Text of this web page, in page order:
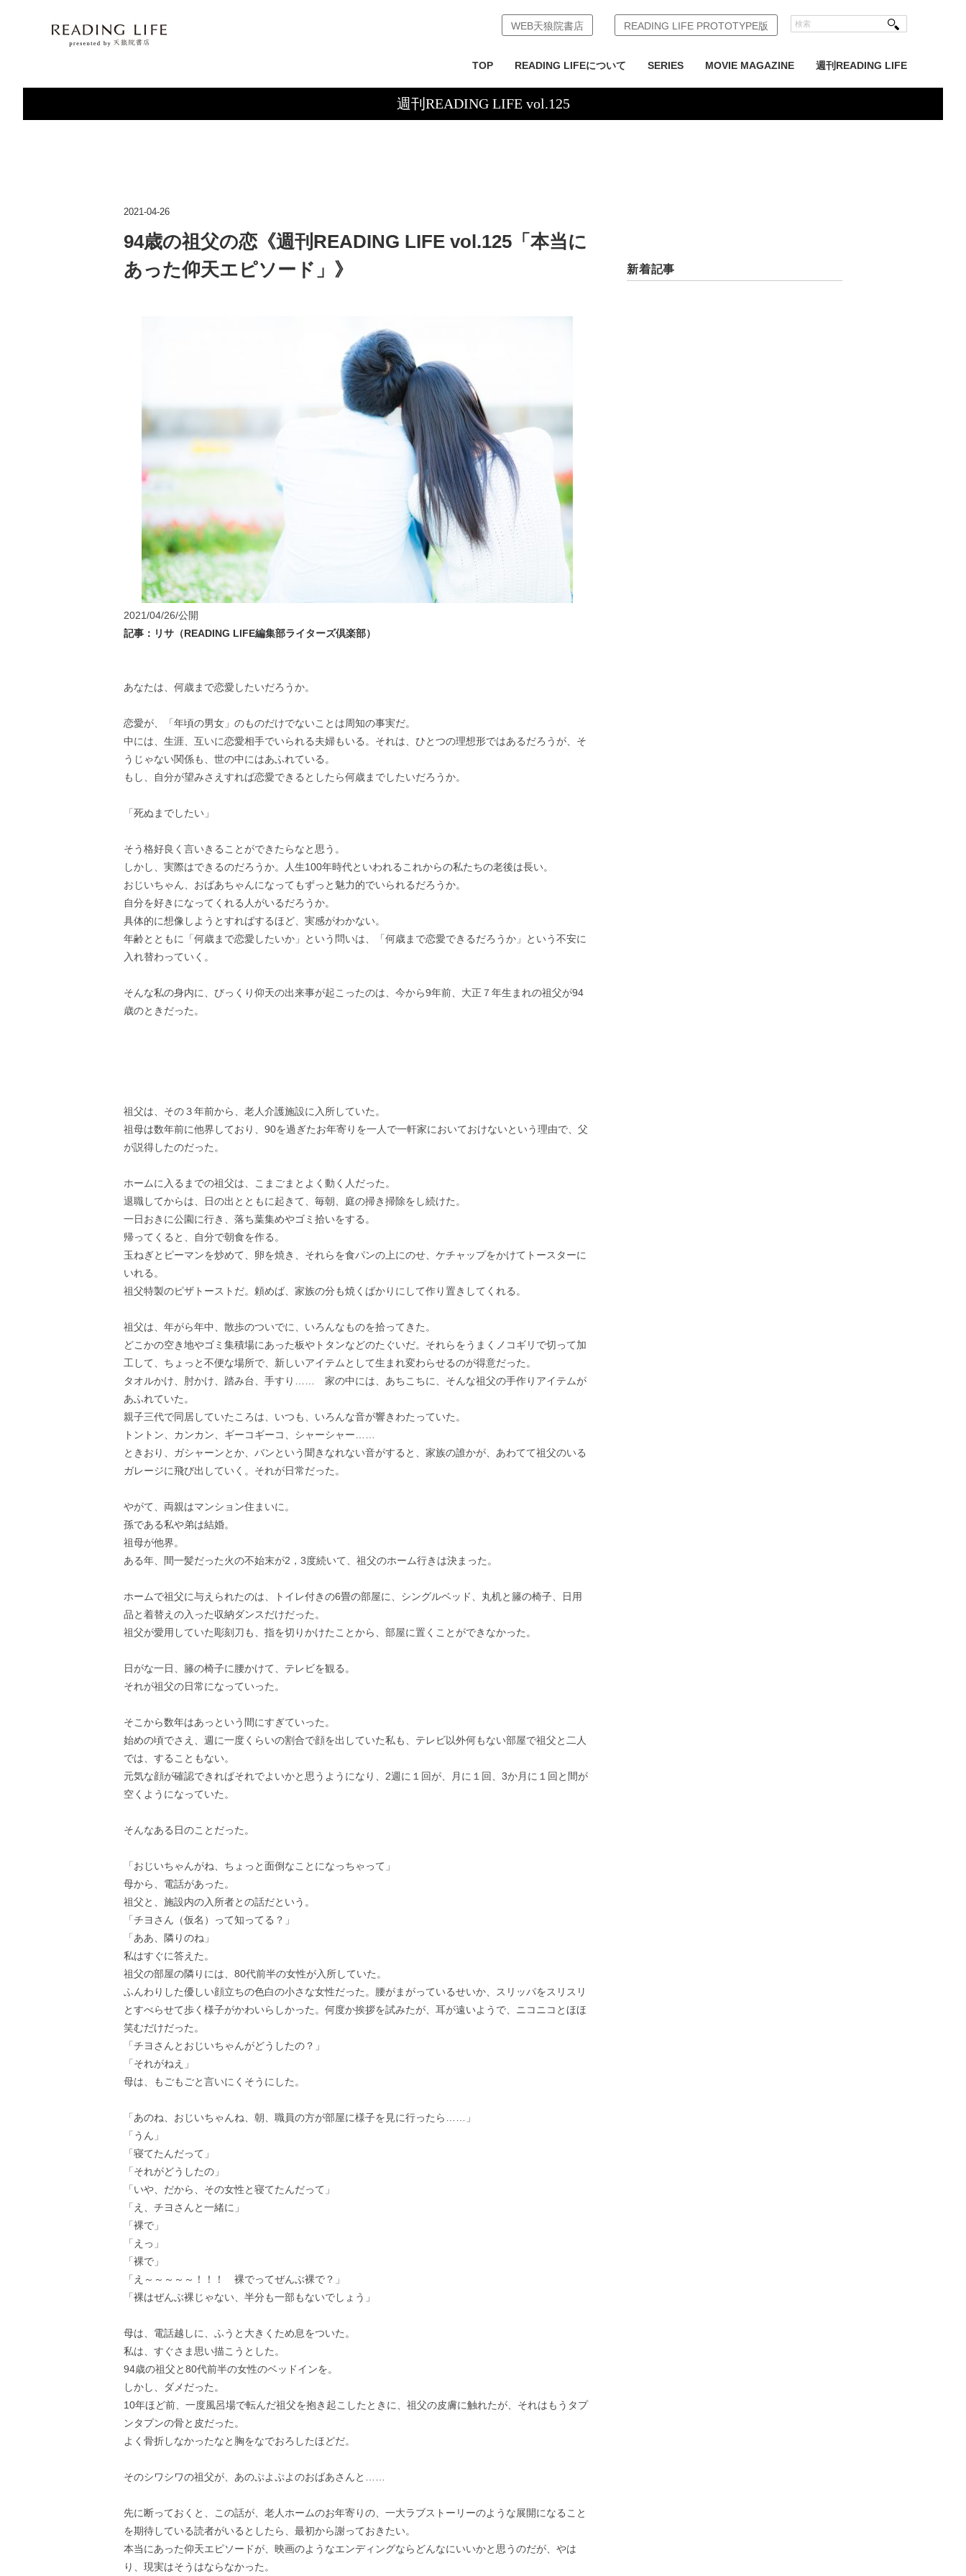
TOP READING LIFEについて SERIES MOVIE MAGAZINE 週刊READING LIFE
WEB天狼院書店 READING LIFE PROTOTYPE版
週刊READING LIFE vol.125
2021-04-26
94歳の祖父の恋《週刊READING LIFE vol.125「本当に
あった仰天エピソード」》
2021/04/26/公開
記事：リサ（READING LIFE編集部ライターズ倶楽部）
あなたは、何歳まで恋愛したいだろうか。
恋愛が、「年頃の男女」のものだけでないことは周知の事実だ。
中には、生涯、互いに恋愛相手でいられる夫婦もいる。それは、ひとつの理想形ではあるだろうが、そ
うじゃない関係も、世の中にはあふれている。
もし、自分が望みさえすれば恋愛できるとしたら何歳までしたいだろうか。
「死ぬまでしたい」
そう格好良く言いきることができたらなと思う。
しかし、実際はできるのだろうか。人生100年時代といわれるこれからの私たちの老後は長い。
おじいちゃん、おばあちゃんになってもずっと魅力的でいられるだろうか。
自分を好きになってくれる人がいるだろうか。
具体的に想像しようとすればするほど、実感がわかない。
年齢とともに「何歳まで恋愛したいか」という問いは、「何歳まで恋愛できるだろうか」という不安に
入れ替わっていく。
そんな私の身内に、びっくり仰天の出来事が起こったのは、今から9年前、大正７年生まれの祖父が94
歳のときだった。
祖父は、その３年前から、老人介護施設に入所していた。
祖母は数年前に他界しており、90を過ぎたお年寄りを一人で一軒家においておけないという理由で、父
が説得したのだった。
ホームに入るまでの祖父は、こまごまとよく動く人だった。
退職してからは、日の出とともに起きて、毎朝、庭の掃き掃除をし続けた。
一日おきに公園に行き、落ち葉集めやゴミ拾いをする。
帰ってくると、自分で朝食を作る。
玉ねぎとピーマンを炒めて、卵を焼き、それらを食パンの上にのせ、ケチャップをかけてトースターに
いれる。
祖父特製のピザトーストだ。頼めば、家族の分も焼くばかりにして作り置きしてくれる。
祖父は、年がら年中、散歩のついでに、いろんなものを拾ってきた。
どこかの空き地やゴミ集積場にあった板やトタンなどのたぐいだ。それらをうまくノコギリで切って加
工して、ちょっと不便な場所で、新しいアイテムとして生まれ変わらせるのが得意だった。
タオルかけ、肘かけ、踏み台、手すり…… 家の中には、あちこちに、そんな祖父の手作りアイテムが
あふれていた。
親子三代で同居していたころは、いつも、いろんな音が響きわたっていた。
トントン、カンカン、ギーコギーコ、シャーシャー……
ときおり、ガシャーンとか、バンという聞きなれない音がすると、家族の誰かが、あわてて祖父のいる
ガレージに飛び出していく。それが日常だった。
やがて、両親はマンション住まいに。
孫である私や弟は結婚。
祖母が他界。
ある年、間一髪だった火の不始末が2，3度続いて、祖父のホーム行きは決まった。
ホームで祖父に与えられたのは、トイレ付きの6畳の部屋に、シングルベッド、丸机と籐の椅子、日用
品と着替えの入った収納ダンスだけだった。
祖父が愛用していた彫刻刀も、指を切りかけたことから、部屋に置くことができなかった。
日がな一日、籐の椅子に腰かけて、テレビを観る。
それが祖父の日常になっていった。
そこから数年はあっという間にすぎていった。
始めの頃でさえ、週に一度くらいの割合で顔を出していた私も、テレビ以外何もない部屋で祖父と二人
では、することもない。
元気な顔が確認できればそれでよいかと思うようになり、2週に１回が、月に１回、3か月に１回と間が
空くようになっていた。
そんなある日のことだった。
「おじいちゃんがね、ちょっと面倒なことになっちゃって」
母から、電話があった。
祖父と、施設内の入所者との話だという。
「チヨさん（仮名）って知ってる？」
「ああ、隣りのね」
私はすぐに答えた。
祖父の部屋の隣りには、80代前半の女性が入所していた。
ふんわりした優しい顔立ちの色白の小さな女性だった。腰がまがっているせいか、スリッパをスリスリ
とすべらせて歩く様子がかわいらしかった。何度か挨拶を試みたが、耳が遠いようで、ニコニコとほほ
笑むだけだった。
「チヨさんとおじいちゃんがどうしたの？」
「それがねえ」
母は、もごもごと言いにくそうにした。
「あのね、おじいちゃんね、朝、職員の方が部屋に様子を見に行ったら……」
「うん」
「寝てたんだって」
「それがどうしたの」
「いや、だから、その女性と寝てたんだって」
「え、チヨさんと一緒に」
「裸で」
「えっ」
「裸で」
「え～～～～～！！！ 裸でってぜんぶ裸で？」
「裸はぜんぶ裸じゃない、半分も一部もないでしょう」
母は、電話越しに、ふうと大きくため息をついた。
私は、すぐさま思い描こうとした。
94歳の祖父と80代前半の女性のベッドインを。
しかし、ダメだった。
10年ほど前、一度風呂場で転んだ祖父を抱き起こしたときに、祖父の皮膚に触れたが、それはもうタプ
ンタプンの骨と皮だった。
よく骨折しなかったなと胸をなでおろしたほどだ。
そのシワシワの祖父が、あのぷよぷよのおばあさんと……
先に断っておくと、この話が、老人ホームのお年寄りの、一大ラブストーリーのような展開になること
を期待している読者がいるとしたら、最初から謝っておきたい。
本当にあった仰天エピソードが、映画のようなエンディングならどんなにいいかと思うのだが、やは
り、現実はそうはならなかった。
新着記事